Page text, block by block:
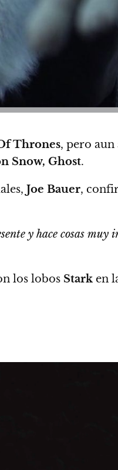
Thrones, pero aun
Snow, Ghost.
Joe Bauer,
y hace cosas muy
los lobos Stark en